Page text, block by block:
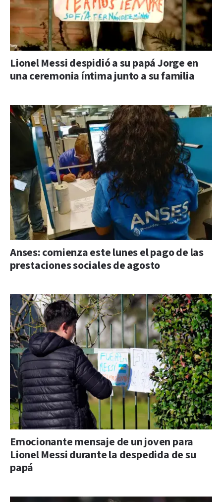
Lionel Messi despidió a su papá Jorge en
una ceremonia íntima junto a su familia
Anses: comienza este lunes el pago de las
prestaciones sociales de agosto
Emocionante mensaje de un joven para
Lionel Messi durante la despedida de su
papá